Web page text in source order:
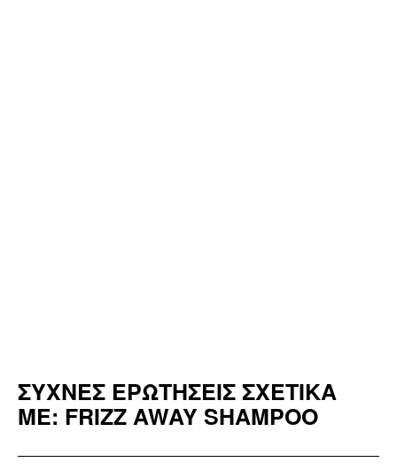
ΣΥΧΝΕΣ ΕΡΩΤΗΣΕΙΣ ΣΧΕΤΙΚΑ
ΜΕ: FRIZZ AWAY SHAMPOO